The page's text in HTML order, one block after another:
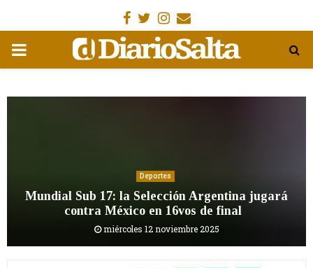
Facebook
Gorjeo
Instagram
Email
MENÚ
Deportes
Mundial Sub 17: la Selección Argentina jugará
contra México en 16vos de final
miércoles 12 noviembre 2025